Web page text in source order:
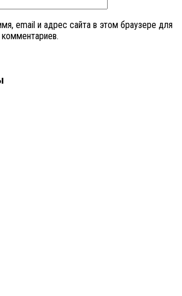
email и адрес сайта в этом браузере для